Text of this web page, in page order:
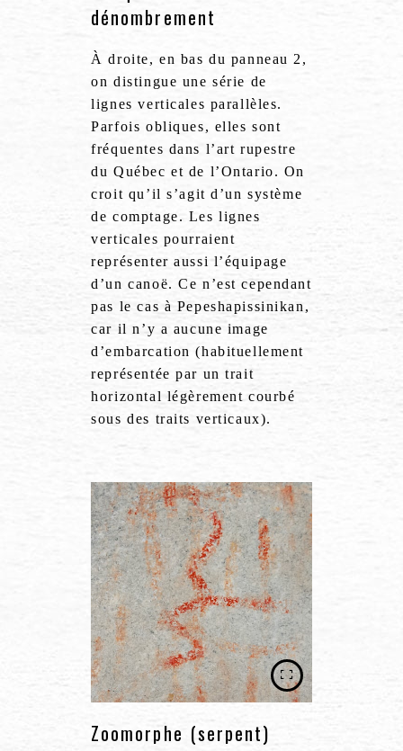
dénombrement
À droite, en bas du panneau 2,
on distingue une série de
lignes verticales parallèles.
Parfois obliques, elles sont
fréquentes dans l’art rupestre
du Québec et de l’Ontario. On
croit qu’il s’agit d’un système
de comptage. Les lignes
verticales pourraient
représenter aussi l’équipage
d’un canoë. Ce n’est cependant
pas le cas à Pepeshapissinikan,
car il n’y a aucune image
d’embarcation (habituellement
représentée par un trait
horizontal légèrement courbé
sous des traits verticaux).
Zoomorphe (serpent)